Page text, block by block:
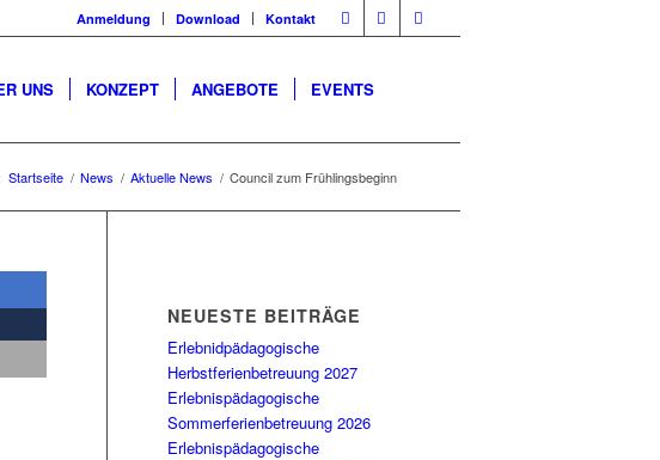
Anmeldung Download Kontakt
UNS KONZEPT ANGEBOTE EVENTS
Startseite / News / Aktuelle News / Council zum Frühlingsbeginn
NEUESTE BEITRÄGE
Erlebnidpädagogische
Herbstferienbetreuung 2027
Erlebnispädagogische
Sommerferienbetreuung 2026
Erlebnispädagogische